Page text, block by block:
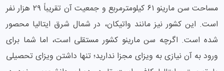
مساحت سن مارینو ۶۱ کیلومترمربع و جمعیت آن تقریباً ۲۹ هزار نفر
است. این کشور نیز مانند واتیکان، در شمال شرق ایتالیا محصور
شده است. اگرچه سن مارینو کشور مستقلی است، اما شما برای
ورود به آن نیازی به ویزای مجزا ندارید؛ تنها داشتن ویزای تحصیلی